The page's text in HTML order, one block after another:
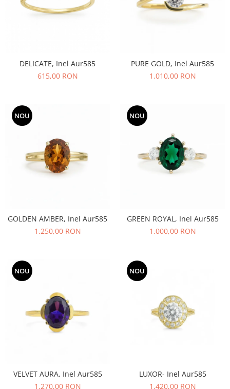
DELICATE, Inel Aur585
615,00 RON
PURE GOLD, Inel Aur585
1.010,00 RON
NOU
GOLDEN AMBER, Inel Aur585
1.250,00 RON
NOU
GREEN ROYAL, Inel Aur585
1.000,00 RON
NOU
VELVET AURA, Inel Aur585
1.270,00 RON
NOU
LUXOR- Inel Aur585
1.420,00 RON